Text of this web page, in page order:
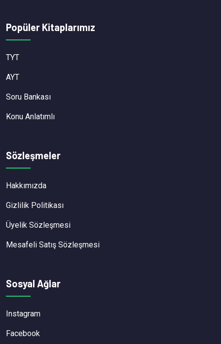
Popüler Kitaplarımız
TYT
AYT
Soru Bankası
Konu Anlatımlı
Sözleşmeler
Hakkımızda
Gizlilik Politikası
Üyelik Sözleşmesi
Mesafeli Satış Sözleşmesi
Sosyal Ağlar
Instagram
Facebook